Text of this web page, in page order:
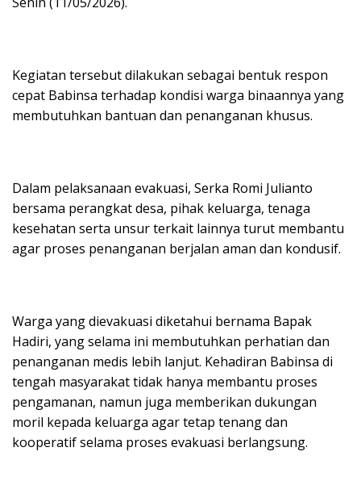
Kegiatan tersebut dilakukan sebagai bentuk respon
cepat Babinsa terhadap kondisi warga binaannya yang
membutuhkan bantuan dan penanganan khusus.
Dalam pelaksanaan evakuasi, Serka Romi Julianto
bersama perangkat desa, pihak keluarga, tenaga
kesehatan serta unsur terkait lainnya turut membantu
agar proses penanganan berjalan aman dan kondusif.
Warga yang dievakuasi diketahui bernama Bapak
Hadiri, yang selama ini membutuhkan perhatian dan
penanganan medis lebih lanjut. Kehadiran Babinsa di
tengah masyarakat tidak hanya membantu proses
pengamanan, namun juga memberikan dukungan
moril kepada keluarga agar tetap tenang dan
kooperatif selama proses evakuasi berlangsung.